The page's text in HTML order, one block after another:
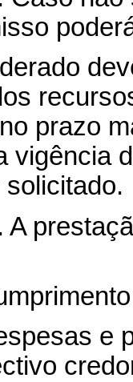
prazo
vigência
A
e